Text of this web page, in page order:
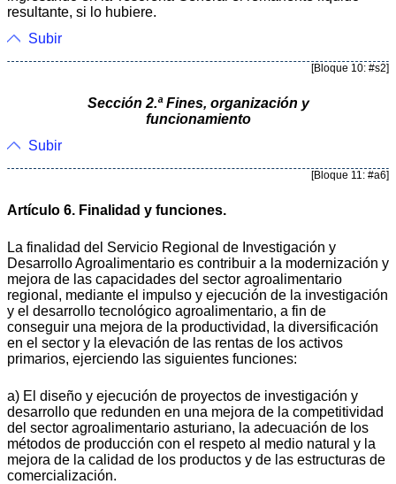
resultante, si lo hubiere.
Subir
[Bloque 10: #s2]
Sección 2.ª Fines, organización y
funcionamiento
Subir
[Bloque 11: #a6]
Artículo 6. Finalidad y funciones.
La finalidad del Servicio Regional de Investigación y
Desarrollo Agroalimentario es contribuir a la modernización y
mejora de las capacidades del sector agroalimentario
regional, mediante el impulso y ejecución de la investigación
y el desarrollo tecnológico agroalimentario, a fin de
conseguir una mejora de la productividad, la diversificación
en el sector y la elevación de las rentas de los activos
primarios, ejerciendo las siguientes funciones:
a) El diseño y ejecución de proyectos de investigación y
desarrollo que redunden en una mejora de la competitividad
del sector agroalimentario asturiano, la adecuación de los
métodos de producción con el respeto al medio natural y la
mejora de la calidad de los productos y de las estructuras de
comercialización.